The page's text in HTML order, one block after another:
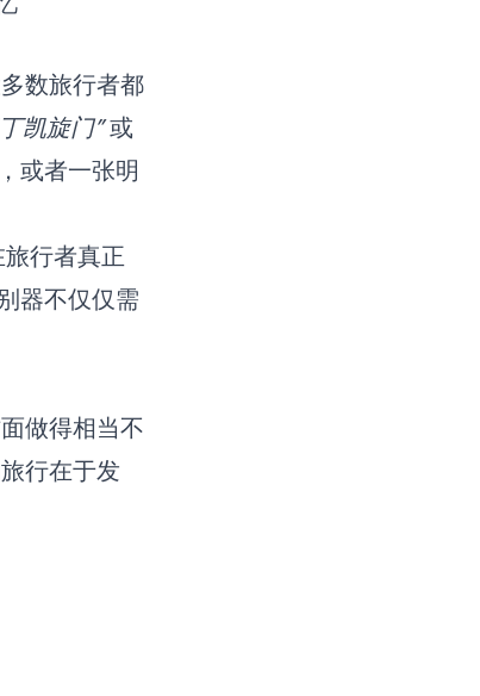
数旅行者都
凯旋门”或
或者一张明
行者真正
器不仅仅需
做得相当不
行在于发